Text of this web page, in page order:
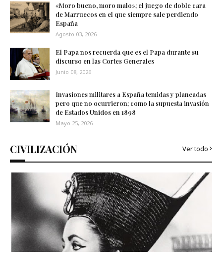
«Moro bueno, moro malo»; el juego de doble cara
de Marruecos en el que siempre sale perdiendo
España
Agosto 03, 2026
El Papa nos recuerda que es el Papa durante su
discurso en las Cortes Generales
Junio 08, 2026
Invasiones militares a España temidas y planeadas
pero que no ocurrieron; como la supuesta invasión
de Estados Unidos en 1898
Mayo 25, 2026
CIVILIZACIÓN Ver todo